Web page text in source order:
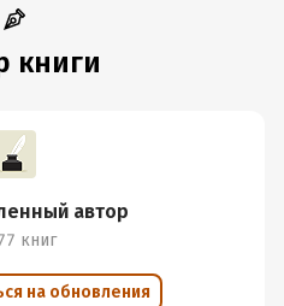
книги
автор
книг
на обновления